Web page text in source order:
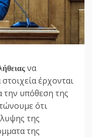
να
έρχονται
την υπόθεση της
ότι
της
της